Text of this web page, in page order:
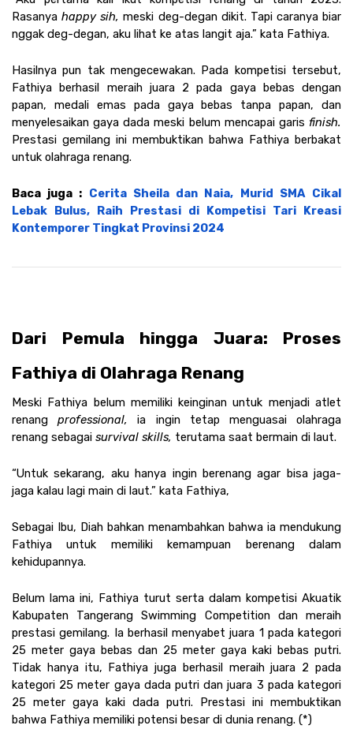
Rasanya happy sih, meski deg-degan dikit. Tapi caranya biar
nggak deg-degan, aku lihat ke atas langit aja.” kata Fathiya.
Hasilnya pun tak mengecewakan. Pada kompetisi tersebut,
Fathiya berhasil meraih juara 2 pada gaya bebas dengan
papan, medali emas pada gaya bebas tanpa papan, dan
menyelesaikan gaya dada meski belum mencapai garis finish.
Prestasi gemilang ini membuktikan bahwa Fathiya berbakat
untuk olahraga renang.
Baca juga : Cerita Sheila dan Naia, Murid SMA Cikal
Lebak Bulus, Raih Prestasi di Kompetisi Tari Kreasi
Kontemporer Tingkat Provinsi 2024
Dari Pemula hingga Juara: Proses
Fathiya di Olahraga Renang
Meski Fathiya belum memiliki keinginan untuk menjadi atlet
renang professional, ia ingin tetap menguasai olahraga
renang sebagai survival skills, terutama saat bermain di laut.
“Untuk sekarang, aku hanya ingin berenang agar bisa jaga-
jaga kalau lagi main di laut.” kata Fathiya,
Sebagai Ibu, Diah bahkan menambahkan bahwa ia mendukung
Fathiya untuk memiliki kemampuan berenang dalam
kehidupannya.
Belum lama ini, Fathiya turut serta dalam kompetisi Akuatik
Kabupaten Tangerang Swimming Competition dan meraih
prestasi gemilang. Ia berhasil menyabet juara 1 pada kategori
25 meter gaya bebas dan 25 meter gaya kaki bebas putri.
Tidak hanya itu, Fathiya juga berhasil meraih juara 2 pada
kategori 25 meter gaya dada putri dan juara 3 pada kategori
25 meter gaya kaki dada putri. Prestasi ini membuktikan
bahwa Fathiya memiliki potensi besar di dunia renang. (*)